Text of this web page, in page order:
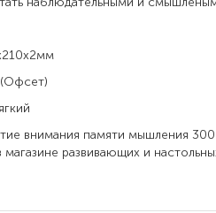
внимания памяти мышления
развивающих и